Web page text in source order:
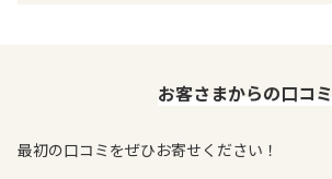
お客さまからの口コミ
最初の口コミをぜひお寄せください！